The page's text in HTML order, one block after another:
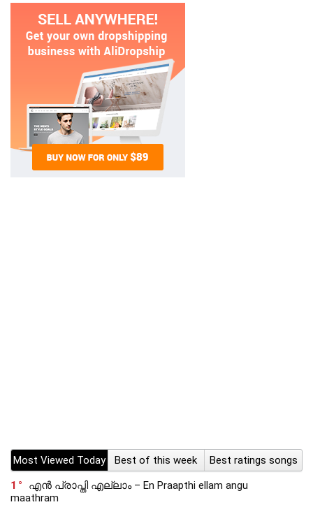
Most Viewed Today Best of this week
Best ratings songs
1
എൻ പ്രാപ്തി എല്ലാം – En Praapthi ellam angu
maathram